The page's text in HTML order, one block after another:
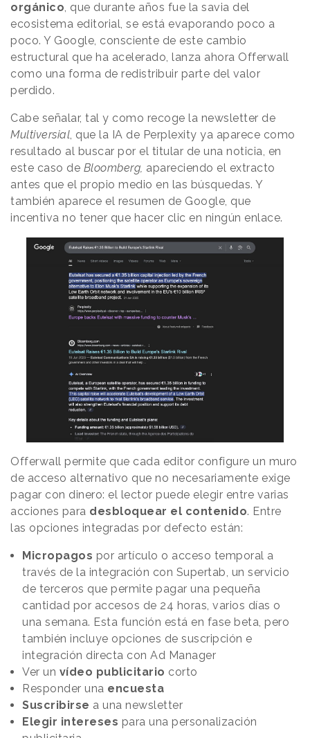
orgánico, que durante años fue la savia del
ecosistema editorial, se está evaporando poco a
poco. Y Google, consciente de este cambio
estructural que ha acelerado, lanza ahora Offerwall
como una forma de redistribuir parte del valor
perdido.
Cabe señalar, tal y como recoge la newsletter de
Multiversial, que la IA de Perplexity ya aparece como
resultado al buscar por el titular de una noticia, en
este caso de Bloomberg, apareciendo el extracto
antes que el propio medio en las búsquedas. Y
también aparece el resumen de Google, que
incentiva no tener que hacer clic en ningún enlace.
Offerwall permite que cada editor configure un muro
de acceso alternativo que no necesariamente exige
pagar con dinero: el lector puede elegir entre varias
acciones para desbloquear el contenido. Entre
las opciones integradas por defecto están:
Micropagos por artículo o acceso temporal a
través de la integración con Supertab, un servicio
de terceros que permite pagar una pequeña
cantidad por accesos de 24 horas, varios días o
una semana. Esta función está en fase beta, pero
también incluye opciones de suscripción e
integración directa con Ad Manager
Ver un vídeo publicitario corto
Responder una encuesta
Suscribirse a una newsletter
Elegir intereses para una personalización